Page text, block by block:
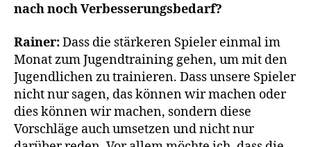
nach noch Verbesserungsbedarf?
Rainer:Dass die stärkeren Spieler einmal im
Monat zum Jugendtraining gehen, um mit den
Jugendlichen zu trainieren. Dass unsere Spieler
nicht nur sagen, das können wir machen oder
dies können wir machen, sondern diese
Vorschläge auch umsetzen und nicht nur